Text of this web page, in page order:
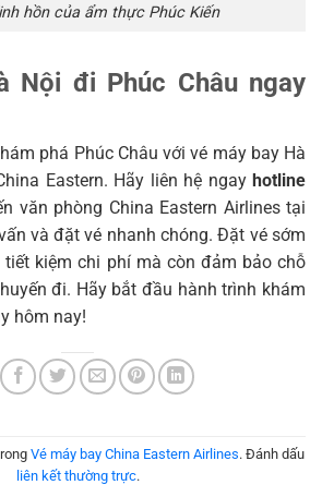
hồn của ẩm thực Phúc Kiến
Nội đi Phúc Châu ngay
phá Phúc Châu với vé máy bay Hà
Eastern. Hãy liên hệ ngay hotline
văn phòng China Eastern Airlines tại
và đặt vé nhanh chóng. Đặt vé sớm
tiết kiệm chi phí mà còn đảm bảo chỗ
đi. Hãy bắt đầu hành trình khám
hôm nay!
Vé máy bay China Eastern Airlines. Đánh dấu
liên kết thường trực.